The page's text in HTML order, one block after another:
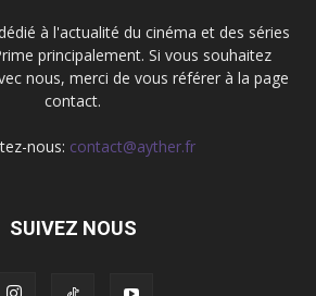
à l'actualité du cinéma et des séries
principalement. Si vous souhaitez
nous, merci de vous référer à la page
contact.
nous: contact@ayther.fr
SUIVEZ NOUS